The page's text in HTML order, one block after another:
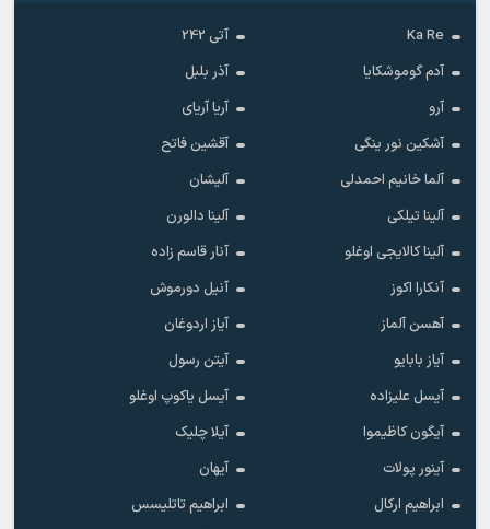
Ka Re
آتی 242
آدم گوموشکایا
آذر بلبل
آرو
آریا آریای
آشکین نور ینگی
آقشین فاتح
آلما خانیم احمدلی
آلیشان
آلینا تیلکی
آلینا دالورن
آلینا کالایجی اوغلو
آنار قاسم زاده
آنکارا اکوز
آنیل دورموش
آهسن آلماز
آیاز اردوغان
آیاز بابایو
آیتن رسول
آیسل علیزاده
آیسل یاکوپ اوغلو
آیگون کاظیموا
آیلا چلیک
آینور پولات
آیهان
ابراهیم ارکال
ابراهیم تاتلیسس